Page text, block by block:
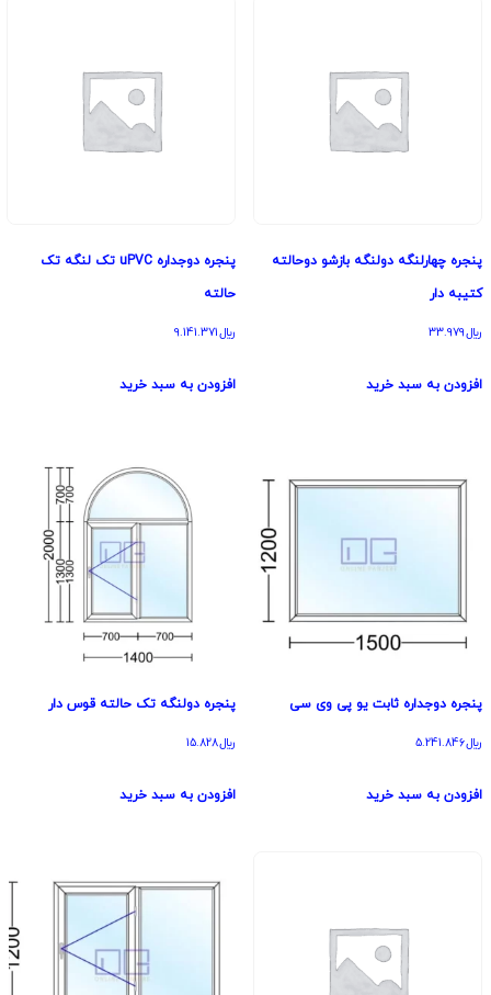
پنجره چهارلنگه دولنگه بازشو دوحالته
کتیبه دار
﷼33.979
افزودن به سبد خرید
پنجره دوجداره uPVC تک لنگه تک
حالته
﷼9.141.371
افزودن به سبد خرید
پنجره دوجداره ثابت یو پی وی سی
﷼5.241.846
افزودن به سبد خرید
پنجره دولنگه تک حالته قوس دار
﷼15.828
افزودن به سبد خرید